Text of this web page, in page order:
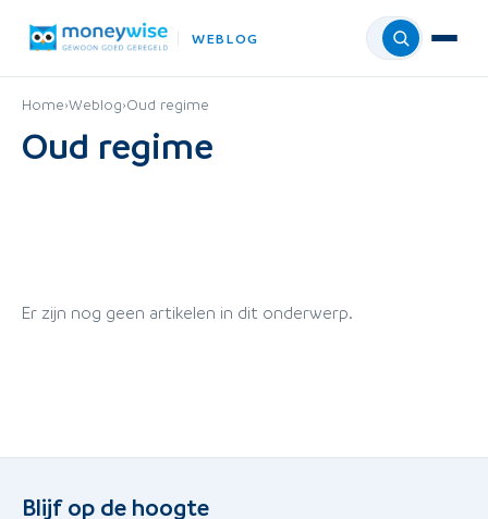
WEBLOG Menu
Home›Weblog›Oud regime
Oud regime
Er zijn nog geen artikelen in dit onderwerp.
Blijf op de hoogte